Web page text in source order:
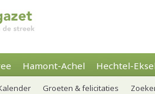
Hamont-Achel Hechtel-
Groeten & felicitaties